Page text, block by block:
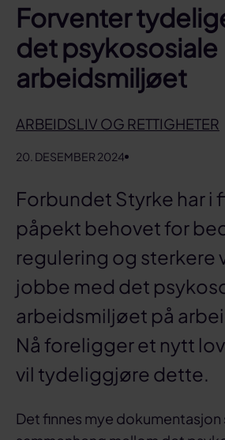
Forventer
det psykososiale
arbeidsmiljøet
ARBEIDSLIV OG RETTIGHETER
20. DESEMBER 2024
Forbundet Styrke har i
påpekt behovet for
regulering og sterkere
jobbe med det
arbeidsmiljøet på
Nå foreligger et nytt
vil tydeliggjøre dette.
Det finnes mye dokumentasjon